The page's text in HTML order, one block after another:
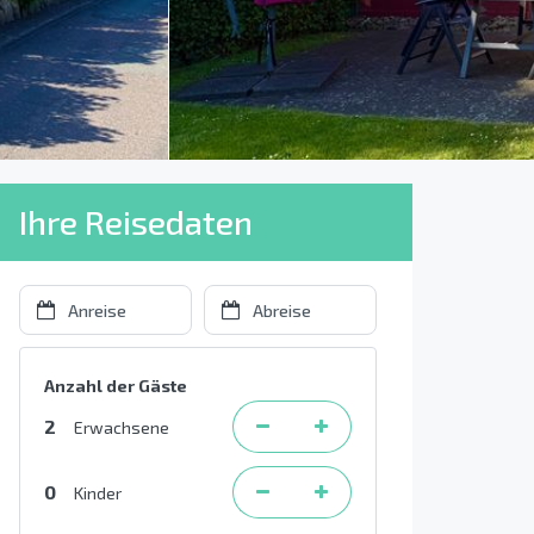
Ihre Reisedaten
Anzahl der Gäste
2 Erwachsene
0 Kinder